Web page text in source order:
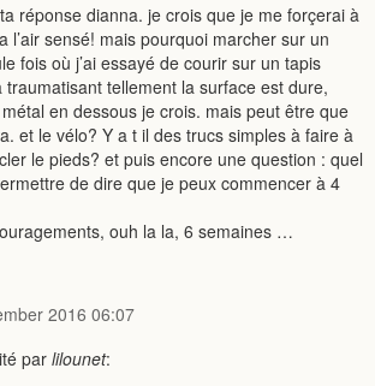
réponse dianna. je crois que je me forçerai à
l’air sensé! mais pourquoi marcher sur un
fois où j’ai essayé de courir sur un tapis
traumatisant tellement la surface est dure,
en dessous je crois. mais peut être que
et le vélo? Y a t il des trucs simples à faire à
le pieds? et puis encore une question : quel
de dire que je peux commencer à 4
ouh la la, 6 semaines …
2016 06:07
par lilounet: